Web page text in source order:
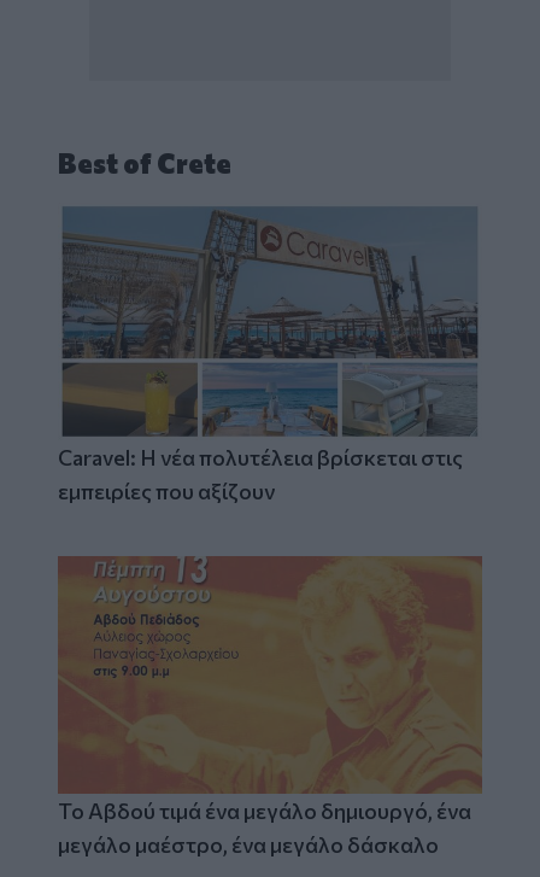
Best of Crete
Caravel: Η νέα πολυτέλεια βρίσκεται στις
εμπειρίες που αξίζουν
Το Αβδού τιμά ένα μεγάλο δημιουργό, ένα
μεγάλο μαέστρο, ένα μεγάλο δάσκαλο